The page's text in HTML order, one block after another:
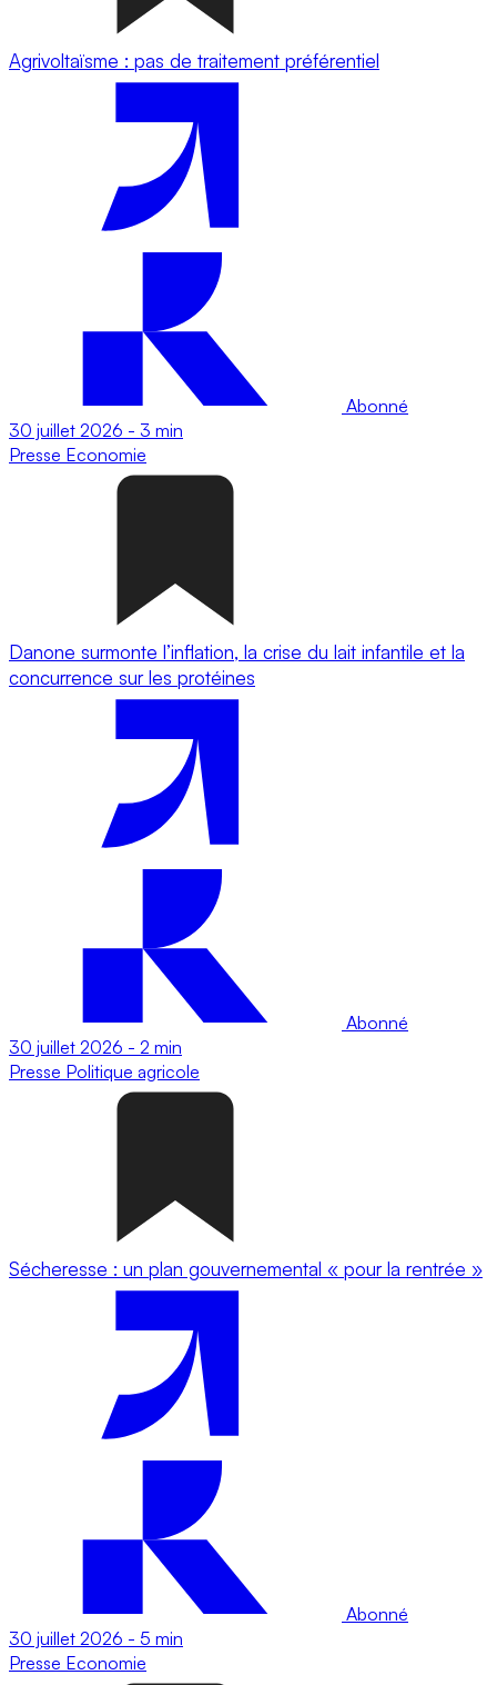
Agrivoltaïsme : pas de traitement préférentiel
Abonné
30 juillet 2026 - 3 min
Presse Economie
Danone surmonte l’inflation, la crise du lait infantile et la
concurrence sur les protéines
Abonné
30 juillet 2026 - 2 min
Presse Politique agricole
Sécheresse : un plan gouvernemental « pour la rentrée »
Abonné
30 juillet 2026 - 5 min
Presse Economie